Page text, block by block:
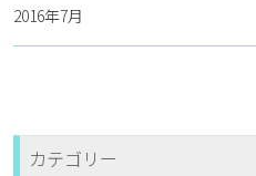
2016年7月
カテゴリー